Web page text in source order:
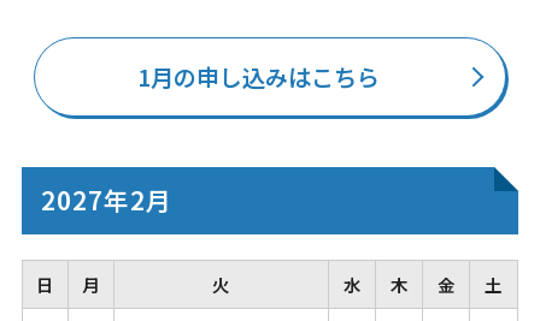
1月の申し込みはこちら
2027年2月
日 月 火 水 木 金
土